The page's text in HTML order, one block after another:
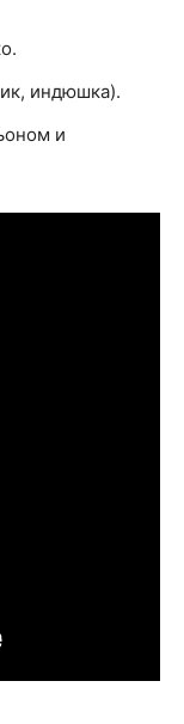
индюшка).
и